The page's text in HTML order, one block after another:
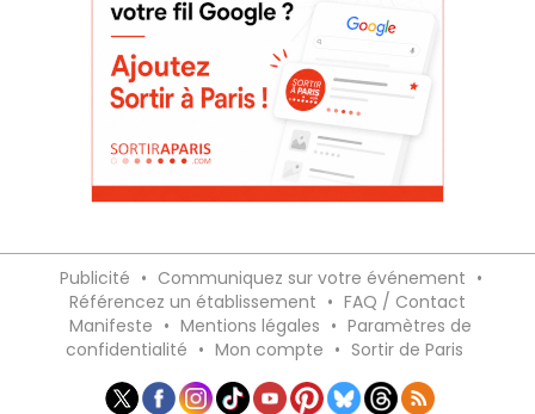
Publicité • Communiquez sur votre événement •
Référencez un établissement • FAQ / Contact
Manifeste • Mentions légales • Paramètres de
confidentialité • Mon compte • Sortir de Paris